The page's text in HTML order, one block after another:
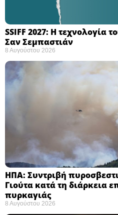
SSIFF 2027: Η τεχνολογία
Σαν Σεμπαστιάν ​
8 Αυγούστου 2026
ΗΠΑ: Συντριβή
Γιούτα κατά τη διάρκεια
πυρκαγιάς ​
8 Αυγούστου 2026